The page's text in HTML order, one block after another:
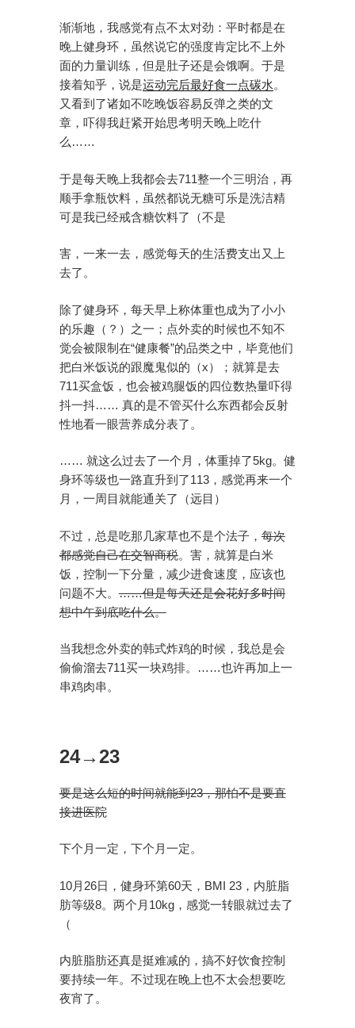
渐渐地，我感觉有点不太对劲：平时都是在
晚上健身环，虽然说它的强度肯定比不上外
面的力量训练，但是肚子还是会饿啊。于是
接着知乎，说是运动完后最好食一点碳水。
又看到了诸如不吃晚饭容易反弹之类的文
章，吓得我赶紧开始思考明天晚上吃什
么……
于是每天晚上我都会去711整一个三明治，再
顺手拿瓶饮料，虽然都说无糖可乐是洗洁精
可是我已经戒含糖饮料了（不是
害，一来一去，感觉每天的生活费支出又上
去了。
除了健身环，每天早上称体重也成为了小小
的乐趣（？）之一；点外卖的时候也不知不
觉会被限制在“健康餐”的品类之中，毕竟他们
把白米饭说的跟魔鬼似的（x）；就算是去
711买盒饭，也会被鸡腿饭的四位数热量吓得
抖一抖…… 真的是不管买什么东西都会反射
性地看一眼营养成分表了。
…… 就这么过去了一个月，体重掉了5kg。健
身环等级也一路直升到了113，感觉再来一个
月，一周目就能通关了（远目）
不过，总是吃那几家草也不是个法子，每次
都感觉自己在交智商税。害，就算是白米
饭，控制一下分量，减少进食速度，应该也
问题不大。……但是每天还是会花好多时间
想中午到底吃什么。
当我想念外卖的韩式炸鸡的时候，我总是会
偷偷溜去711买一块鸡排。……也许再加上一
串鸡肉串。
24→23
要是这么短的时间就能到23，那怕不是要直
接进医院
下个月一定，下个月一定。
10月26日，健身环第60天，BMI 23，内脏脂
肪等级8。两个月10kg，感觉一转眼就过去了
（
内脏脂肪还真是挺难减的，搞不好饮食控制
要持续一年。不过现在晚上也不太会想要吃
夜宵了。